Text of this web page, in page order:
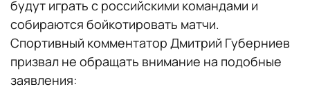
будут играть с российскими командами и
собираются бойкотировать матчи.
Спортивный комментатор Дмитрий Губерниев
призвал не обращать внимание на подобные
заявления: